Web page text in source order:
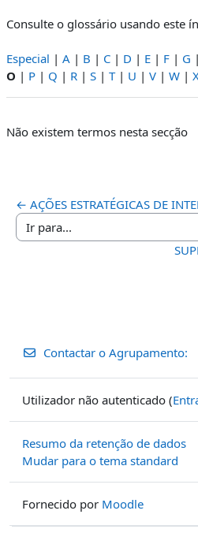
Consulte o glossário usando este
Especial | A | B | C | D | E | F | G |
O | P | Q | R | S | T| U | V | W |
Não existem termos nesta secção
← AÇÕES ESTRATÉGICAS DE
Ir para...
Contactar o Agrupamento:
Utilizador não autenticado (
Resumo da retenção de dados
Mudar para o tema standard
Fornecido por Moodle